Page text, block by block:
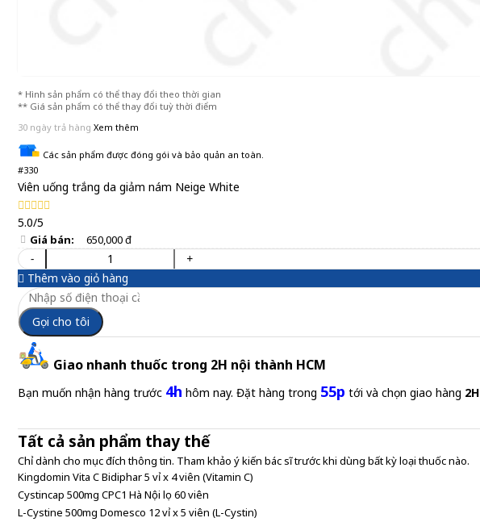
* Hình sản phẩm có thể thay đổi theo thời gian
** Giá sản phẩm có thể thay đổi tuỳ thời điểm
30 ngày trả hàng Xem thêm
Các sản phẩm được đóng gói và bảo quản an toàn.
#330
Viên uống trắng da giảm nám Neige White
5.0/5
Giá bán: 650,000 đ
-
+
Thêm vào giỏ hàng
Gọi cho tôi
Giao nhanh thuốc trong 2H nội thành HCM
Bạn muốn nhận hàng trước 4h hôm nay. Đặt hàng trong 55p tới và chọn giao hàng 2H
Tất cả sản phẩm thay thế
Chỉ dành cho mục đích thông tin. Tham khảo ý kiến bác sĩ trước khi dùng bất kỳ loại thuốc nào.
Kingdomin Vita C Bidiphar 5 vỉ x 4 viên (Vitamin C)
Cystincap 500mg CPC1 Hà Nội lọ 60 viên
L-Cystine 500mg Domesco 12 vỉ x 5 viên (L-Cystin)